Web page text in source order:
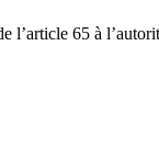
l’article 65 à